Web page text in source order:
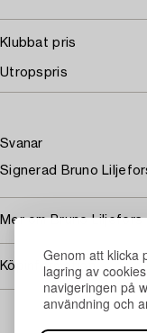
Genom att klicka
lagring av
navigeringen på
användning och
Klubbat pris
Utropspris
Svanar
Signerad Bruno
Mer om Bruno Liljefors
Köpinformation